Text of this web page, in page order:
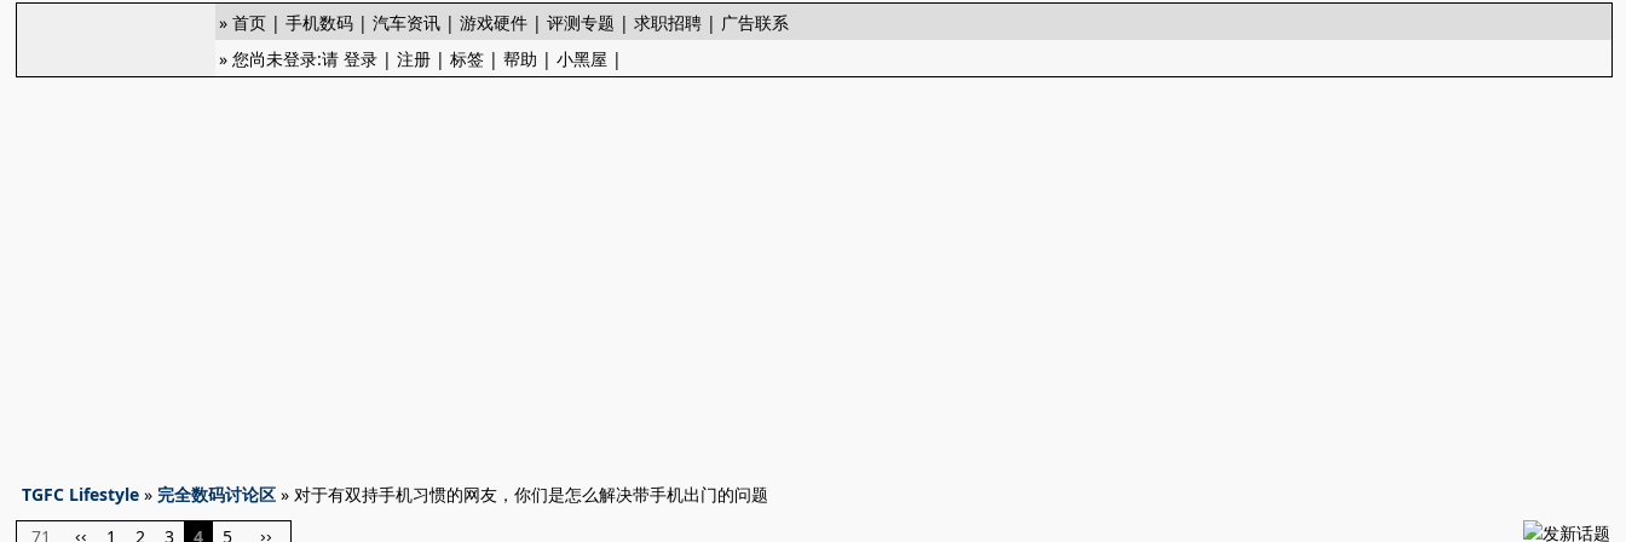
»首页 |手机数码 |汽车资讯 |游戏硬件 |评测专题 |求职招聘 | 广告联系
» 您尚未登录:请登录 |注册 |标签 |帮助 |小黑屋 |
TGFC Lifestyle » 完全数码讨论区 » 对于有双持手机习惯的网友，你们是怎么解决带手机出门的问题
71
‹‹ 1 2 3 4 5 ››